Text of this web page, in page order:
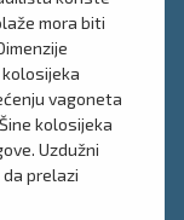
mora biti
vagoneta
kolosijeka
Uzdužni
prelazi